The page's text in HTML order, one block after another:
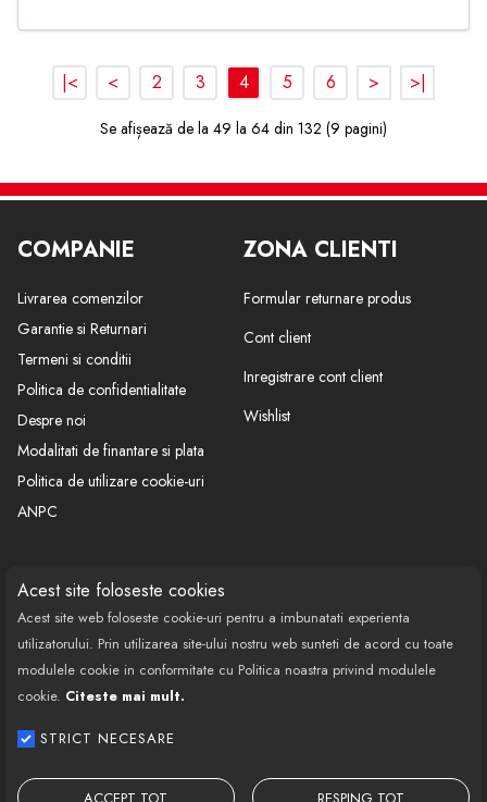
Acest site foloseste cookies
Acest site web foloseste cookie-uri pentru a imbunatati experienta
utilizatorului. Prin utilizarea site-ului nostru web sunteti de acord cu toate
modulele cookie in conformitate cu Politica noastra privind modulele
cookie. Citeste mai mult.
STRICT NECESARE
|< < 2 3 4 5 6 > >|
Se afișează de la 49 la 64 din 132 (9 pagini)
COMPANIE
Livrarea comenzilor
Garantie si Returnari
Termeni si conditii
Politica de confidentialitate
Despre noi
Modalitati de finantare si plata
Politica de utilizare cookie-uri
ANPC
ZONA CLIENTI
Formular returnare produs
Cont client
Inregistrare cont client
Wishlist
CONTACT
Call Center: 0377 100 941
Program de lucru: Luni-Vineri
08:00 - 18:00
Email: contact@bestautovest.ro
SRL CUI: 32372789, Reg.Com.: